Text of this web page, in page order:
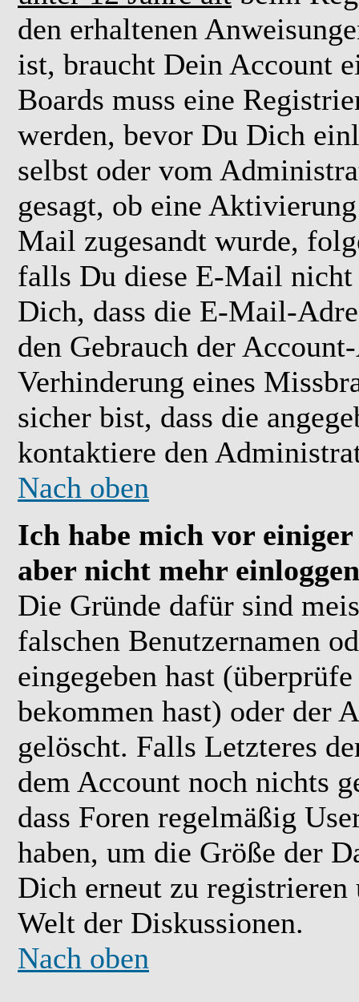
den erhaltenen
ist, braucht Dein Account
Boards muss eine
werden, bevor Du Dich
selbst oder vom
gesagt, ob eine
Mail zugesandt wurde,
falls Du diese E-Mail nicht
Dich, dass die E-Mail-
den Gebrauch der
Verhinderung eines
sicher bist, dass die
kontaktiere den
Nach oben
Ich habe mich vor
aber nicht mehr
Die Gründe dafür sind
falschen Benutzernamen
eingegeben hast
bekommen hast) oder der
gelöscht. Falls Letzteres
dem Account noch nichts
dass Foren regelmäßig
haben, um die Größe der
Dich erneut zu
Welt der Diskussionen.
Nach oben